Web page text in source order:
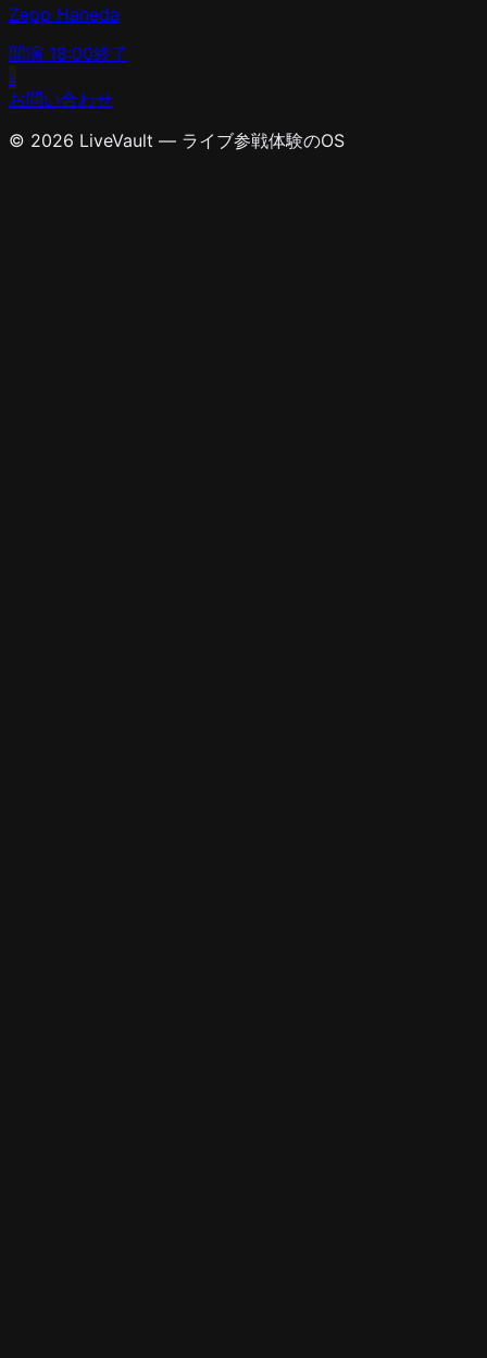
Zepp Haneda
開演 18:00終了
›
お問い合わせ
© 2026 LiveVault — ライブ参戦体験のOS